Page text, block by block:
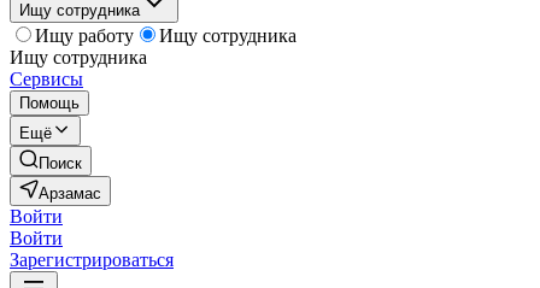
Ищу сотрудника
Ищу работу
Ищу сотрудника
Ищу сотрудника
Сервисы
Помощь
Ещё
Поиск
Арзамас
Войти
Войти
Зарегистрироваться